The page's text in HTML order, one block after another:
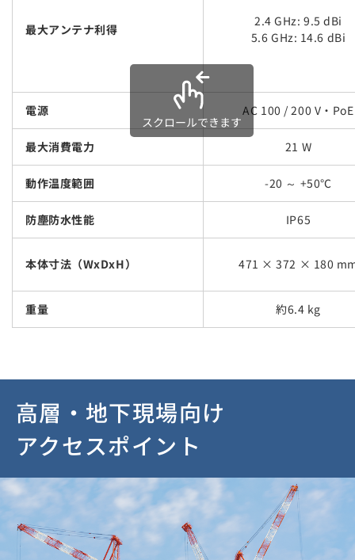
最大アンテナ利得
2.4 GHz: 9.5 dBi
5.6 GHz: 14.6 dBi
電源 AC 100 / 200 V・PoE
最大消費電力 21 W
動作温度範囲 -20 ～ +50℃
防塵防水性能 IP65
本体寸法（WxDxH） 471 × 372 × 180
重量 約6.4 kg
スクロールできます
高層・地下現場向け
アクセスポイント